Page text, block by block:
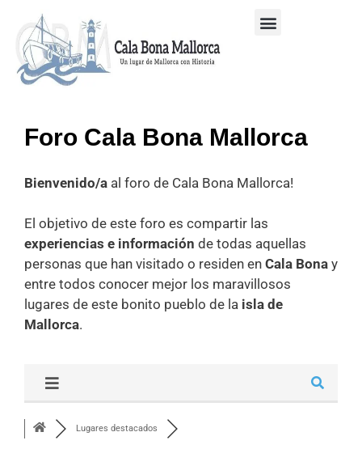
Foro Cala Bona Mallorca
Bienvenido/a al foro de Cala Bona Mallorca!
El objetivo de este foro es compartir las
experiencias e información de todas aquellas
personas que han visitado o residen en Cala Bona y
entre todos conocer mejor los maravillosos
lugares de este bonito pueblo de la isla de
Mallorca.
Lugares destacados